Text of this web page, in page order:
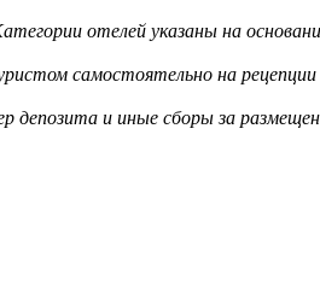
отелей указаны на
самостоятельно на рецепции
и иные сборы за